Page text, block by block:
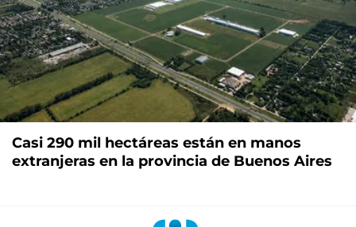
Casi 290 mil hectáreas están en manos
extranjeras en la provincia de Buenos Aires